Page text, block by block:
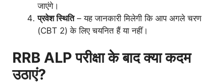
जाएंगे।
प्रवेश स्थिति– यह जानकारी मिलेगी कि आप अगले चरण
(CBT 2) के लिए चयनित हैं या नहीं।
RRB ALP परीक्षा के बाद क्या कदम
उठाएं?